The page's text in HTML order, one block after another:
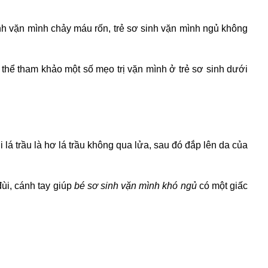
vặn mình chảy máu rốn, trẻ sơ sinh vặn mình ngủ không
tham khảo một số mẹo trị vặn mình ở trẻ sơ sinhdưới
lá trầu là hơ lá trầu không qua lửa, sau đó đắp lên da của
cánh tay giúp bé sơ sinh vặn mình khó ngủ có một giấc